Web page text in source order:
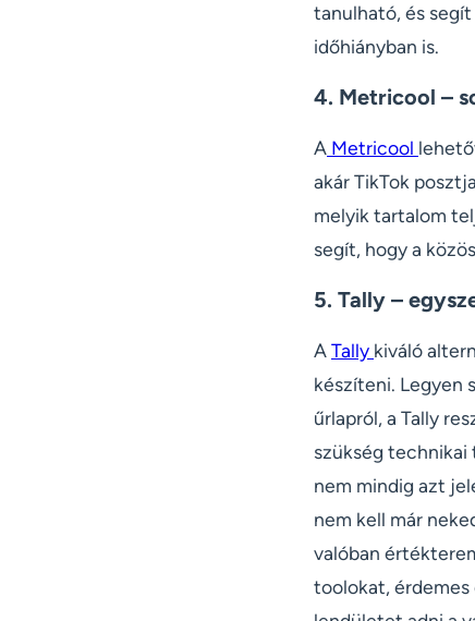
tanulható, és
időhiányban is.
4. Metricool –
A Metricool
akár TikTok
melyik tartalom
segít, hogy a
5. Tally –
ATally kiváló
készíteni. Legyen
űrlapról, a Tally
szükség technikai
nem mindig azt
nem kell már
valóban
toolokat,